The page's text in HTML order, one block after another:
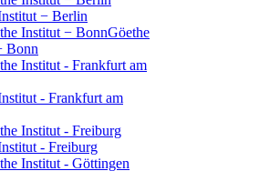
− Berlin
Göethe
Bonn
- Frankfurt am
- Freiburg